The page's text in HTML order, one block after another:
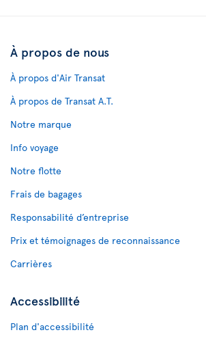
À propos de nous
À propos d'Air Transat
À propos de Transat A.T.
Notre marque
Info voyage
Notre flotte
Frais de bagages
Responsabilité d’entreprise
Prix et témoignages de reconnaissance
Carrières
Accessibilité
Plan d'accessibilité